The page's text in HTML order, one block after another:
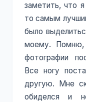
заметить, что
то самым
было
моему. Помню,
фотографии
Все ногу
другую. Мне
обиделся и